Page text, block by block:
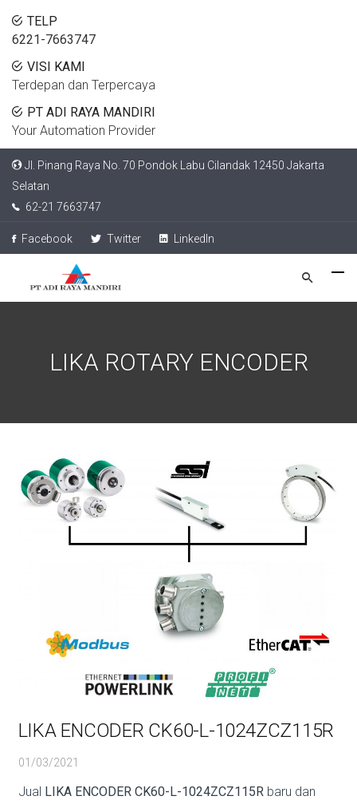
TELP
6221-7663747
VISI KAMI
Terdepan dan Terpercaya
PT ADI RAYA MANDIRI
Your Automation Provider
Jl. Pinang Raya No. 70 Pondok Labu Cilandak 12450 Jakarta
Selatan
62-21 7663747
Facebook Twitter LinkedIn
LIKA ROTARY ENCODER
LIKA ENCODER CK60-L-1024ZCZ115R
01/03/2021
Jual LIKA ENCODER CK60-L-1024ZCZ115Rbaru dan